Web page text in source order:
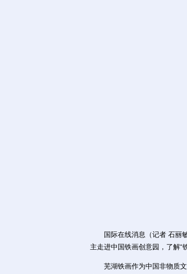
国际在线消息（记者 石丽敏
主走进中国铁画创意园，了解“
芜湖铁画作为中国非物质文